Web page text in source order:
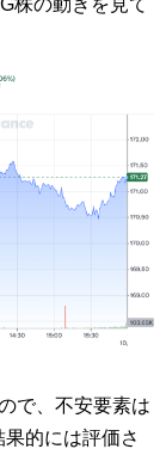
で、不安要素は
的には評価さ